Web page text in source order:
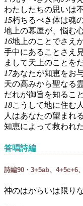
わたしたちの思いは
15朽ちるべき体は魂
地上の幕屋が、悩む
16地上のことでさえ
手中にあることさえ
まして天上のことを
17あなたが知恵をお
天の高みから聖なる
だれが御旨を知るこ
18こうして地に住む
人はあなたの望まれ
知恵によって救われ
答唱詩編
詩編90・3+5ab、4+5c+6
神のはからいは限り